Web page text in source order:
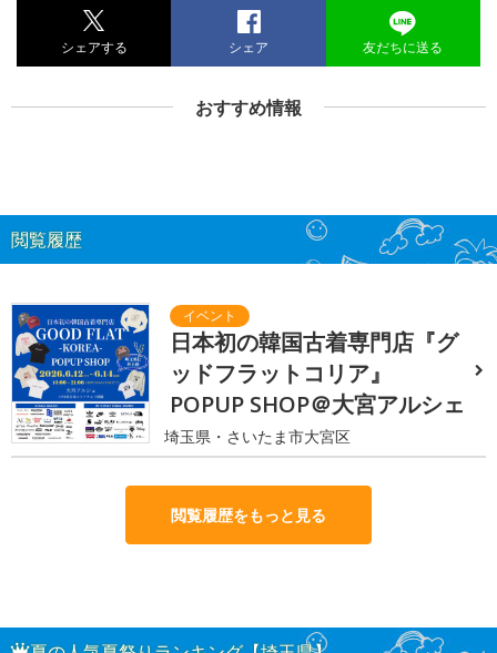
シェアする シェア 友だちに送る
おすすめ情報
閲覧履歴
日本初の韓国古着専門店『グ
ッドフラットコリア』
POPUP SHOP＠大宮アルシェ
埼玉県・さいたま市大宮区
閲覧履歴をもっと見る